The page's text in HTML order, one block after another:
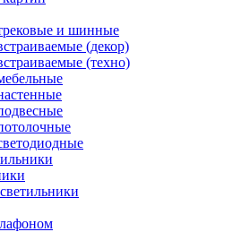
и шинные
(декор)
(техно)